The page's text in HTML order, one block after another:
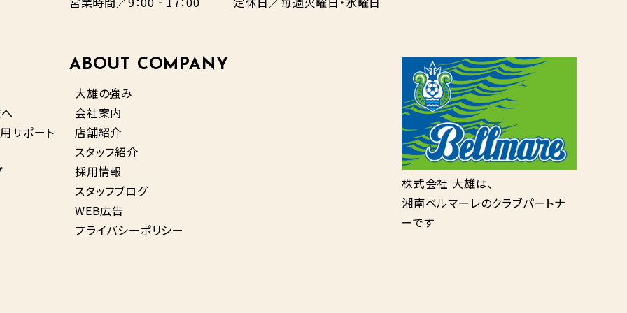
サポート
ABOUT COMPANY
大雄の強み
会社案内
店舗紹介
スタッフ紹介
採用情報
スタッフブログ
WEB広告
プライバシーポリシー
株式会社 大雄は、
湘南ベルマーレのクラブパートナ
ーです